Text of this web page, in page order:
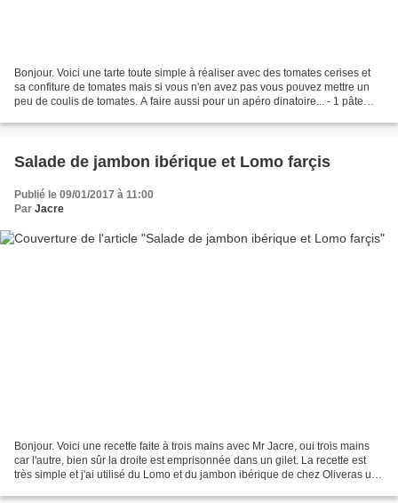
Bonjour. Voici une tarte toute simple à réaliser avec des tomates cerises et
sa confiture de tomates mais si vous n'en avez pas vous pouvez mettre un
peu de coulis de tomates. A faire aussi pour un apéro dinatoire... - 1 pâte
Salade de jambon ibérique et Lomo farçis
Publié le 09/01/2017 à 11:00
Par Jacre
Bonjour. Voici une recette faite à trois mains avec Mr Jacre, oui trois mains
car l'autre, bien sûr la droite est emprisonnée dans un gilet. La recette est
très simple et j'ai utilisé du Lomo et du jambon ibérique de chez Oliveras un